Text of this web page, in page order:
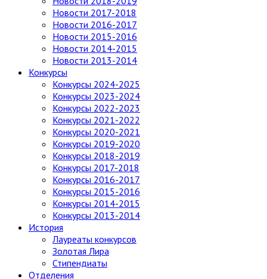
Новости 2017-2018
Новости 2016-2017
Новости 2015-2016
Новости 2014-2015
Новости 2013-2014
Конкурсы
Конкурсы 2024-2025
Конкурсы 2023-2024
Конкурсы 2022-2023
Конкурсы 2021-2022
Конкурсы 2020-2021
Конкурсы 2019-2020
Конкурсы 2018-2019
Конкурсы 2017-2018
Конкурсы 2016-2017
Конкурсы 2015-2016
Конкурсы 2014-2015
Конкурсы 2013-2014
История
Лауреаты конкурсов
Золотая Лира
Стипендиаты
Отделения